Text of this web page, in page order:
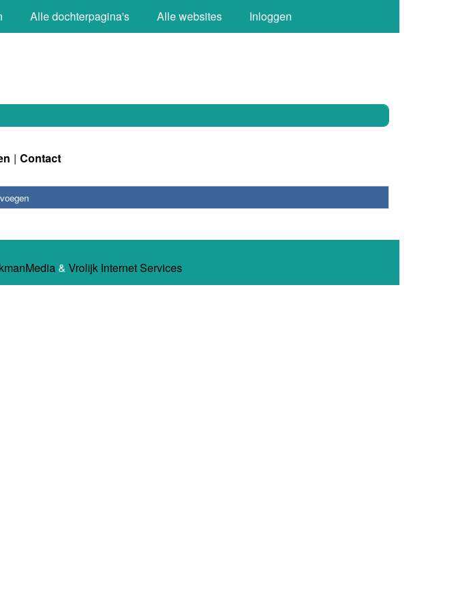
Alle dochterpagina's Alle websites Inloggen
Contact
& Vrolijk Internet Services